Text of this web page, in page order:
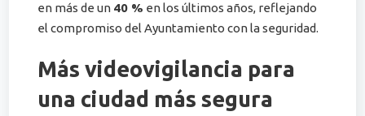
en más de un 40 % en los últimos años, reflejando
el compromiso del Ayuntamiento con la seguridad.
Más videovigilancia para
una ciudad más segura